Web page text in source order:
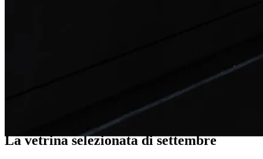
La vetrina selezionata di settembre